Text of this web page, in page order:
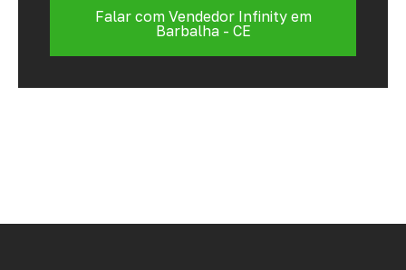
Falar com Vendedor Infinity em
Barbalha - CE